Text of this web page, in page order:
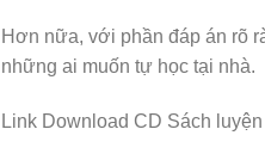
Hơn nữa, với phần đáp án rõ
những ai muốn tự học tại nhà.
Link Download CD Sách